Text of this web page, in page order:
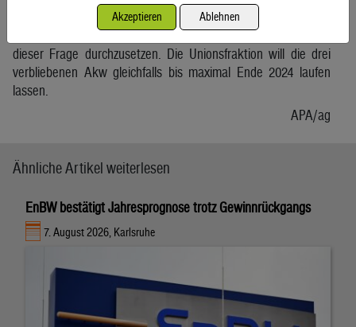
Unions-Fraktionschef Friedrich Merz (CDU) stellte sich hinter
die Liberalen. Er hoffe, dass die FDP „stark genug ist“, sich in
dieser Frage durchzusetzen. Die Unionsfraktion will die drei
verbliebenen Akw gleichfalls bis maximal Ende 2024 laufen
lassen.
APA/ag
Ähnliche Artikel weiterlesen
EnBW bestätigt Jahresprognose trotz Gewinnrückgangs
7. August 2026, Karlsruhe
Akzeptieren Ablehnen